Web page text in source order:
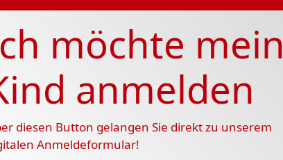
möchte mein
anmelden
diesen Button gelangen Sie direkt zu unserem
Anmeldeformular!